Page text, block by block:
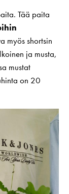
Tää paita
myös shortsin
ja musta,
mustat
on 20